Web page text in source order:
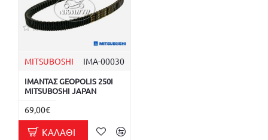
MITSUBOSHI ΙΜΑ-00030
ΙΜΑΝΤΑΣ GEOPOLIS 250I
MITSUBOSHI JAPAN
69,00€
ΚΑΛΆΘΙ